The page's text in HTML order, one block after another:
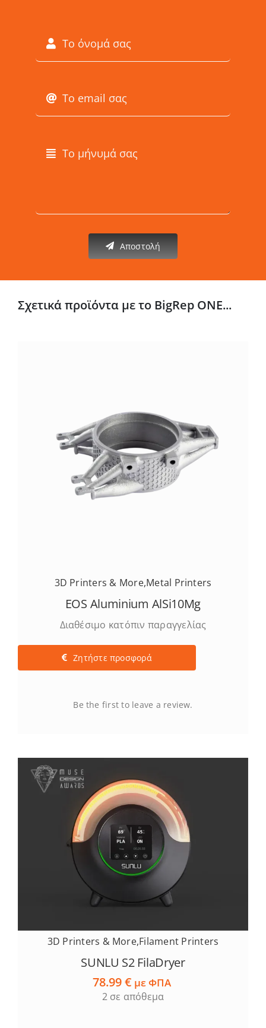
Αποστολή
Σχετικά προϊόντα με το BigRep ONE...
3D Printers & More,Metal Printers
EOS Aluminium AlSi10Mg
Διαθέσιμο κατόπιν παραγγελίας
Ζητήστε προσφορά
Be the first to leave a review.
3D Printers & More,Filament Printers
SUNLU S2 FilaDryer
78.99€ με ΦΠΑ
2 σε απόθεμα